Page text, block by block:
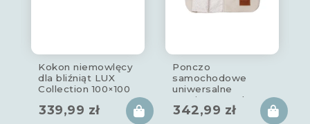
Kokon niemowlęcy
dla bliźniąt LUX
Collection 100×100
339,99 zł
Ponczo
samochodowe
uniwersalne
rozpinane 1-6 lat
LUX Collection
342,99 zł